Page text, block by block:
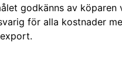
godkänns av köparen
för alla kostnader